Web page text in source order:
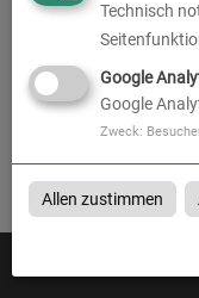
Elektronik- &
Technisch
Google
Google
Zweck:
Allen zustimmen